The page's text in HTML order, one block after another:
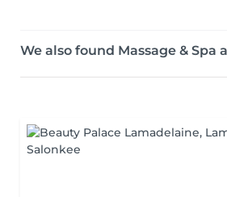
We also found Massage & Spa